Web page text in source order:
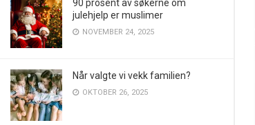
90 prosent av søkerne om
julehjelp er muslimer
NOVEMBER 24, 2025
Når valgte vi vekk familien?
OKTOBER 26, 2025